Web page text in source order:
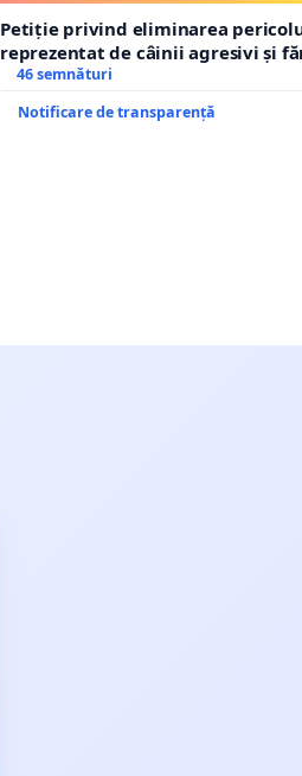
Petiție privind eliminarea
reprezentat de câinii agresivi și
stăpân din comuna Tunari
46 semnături
Notificare de transparență